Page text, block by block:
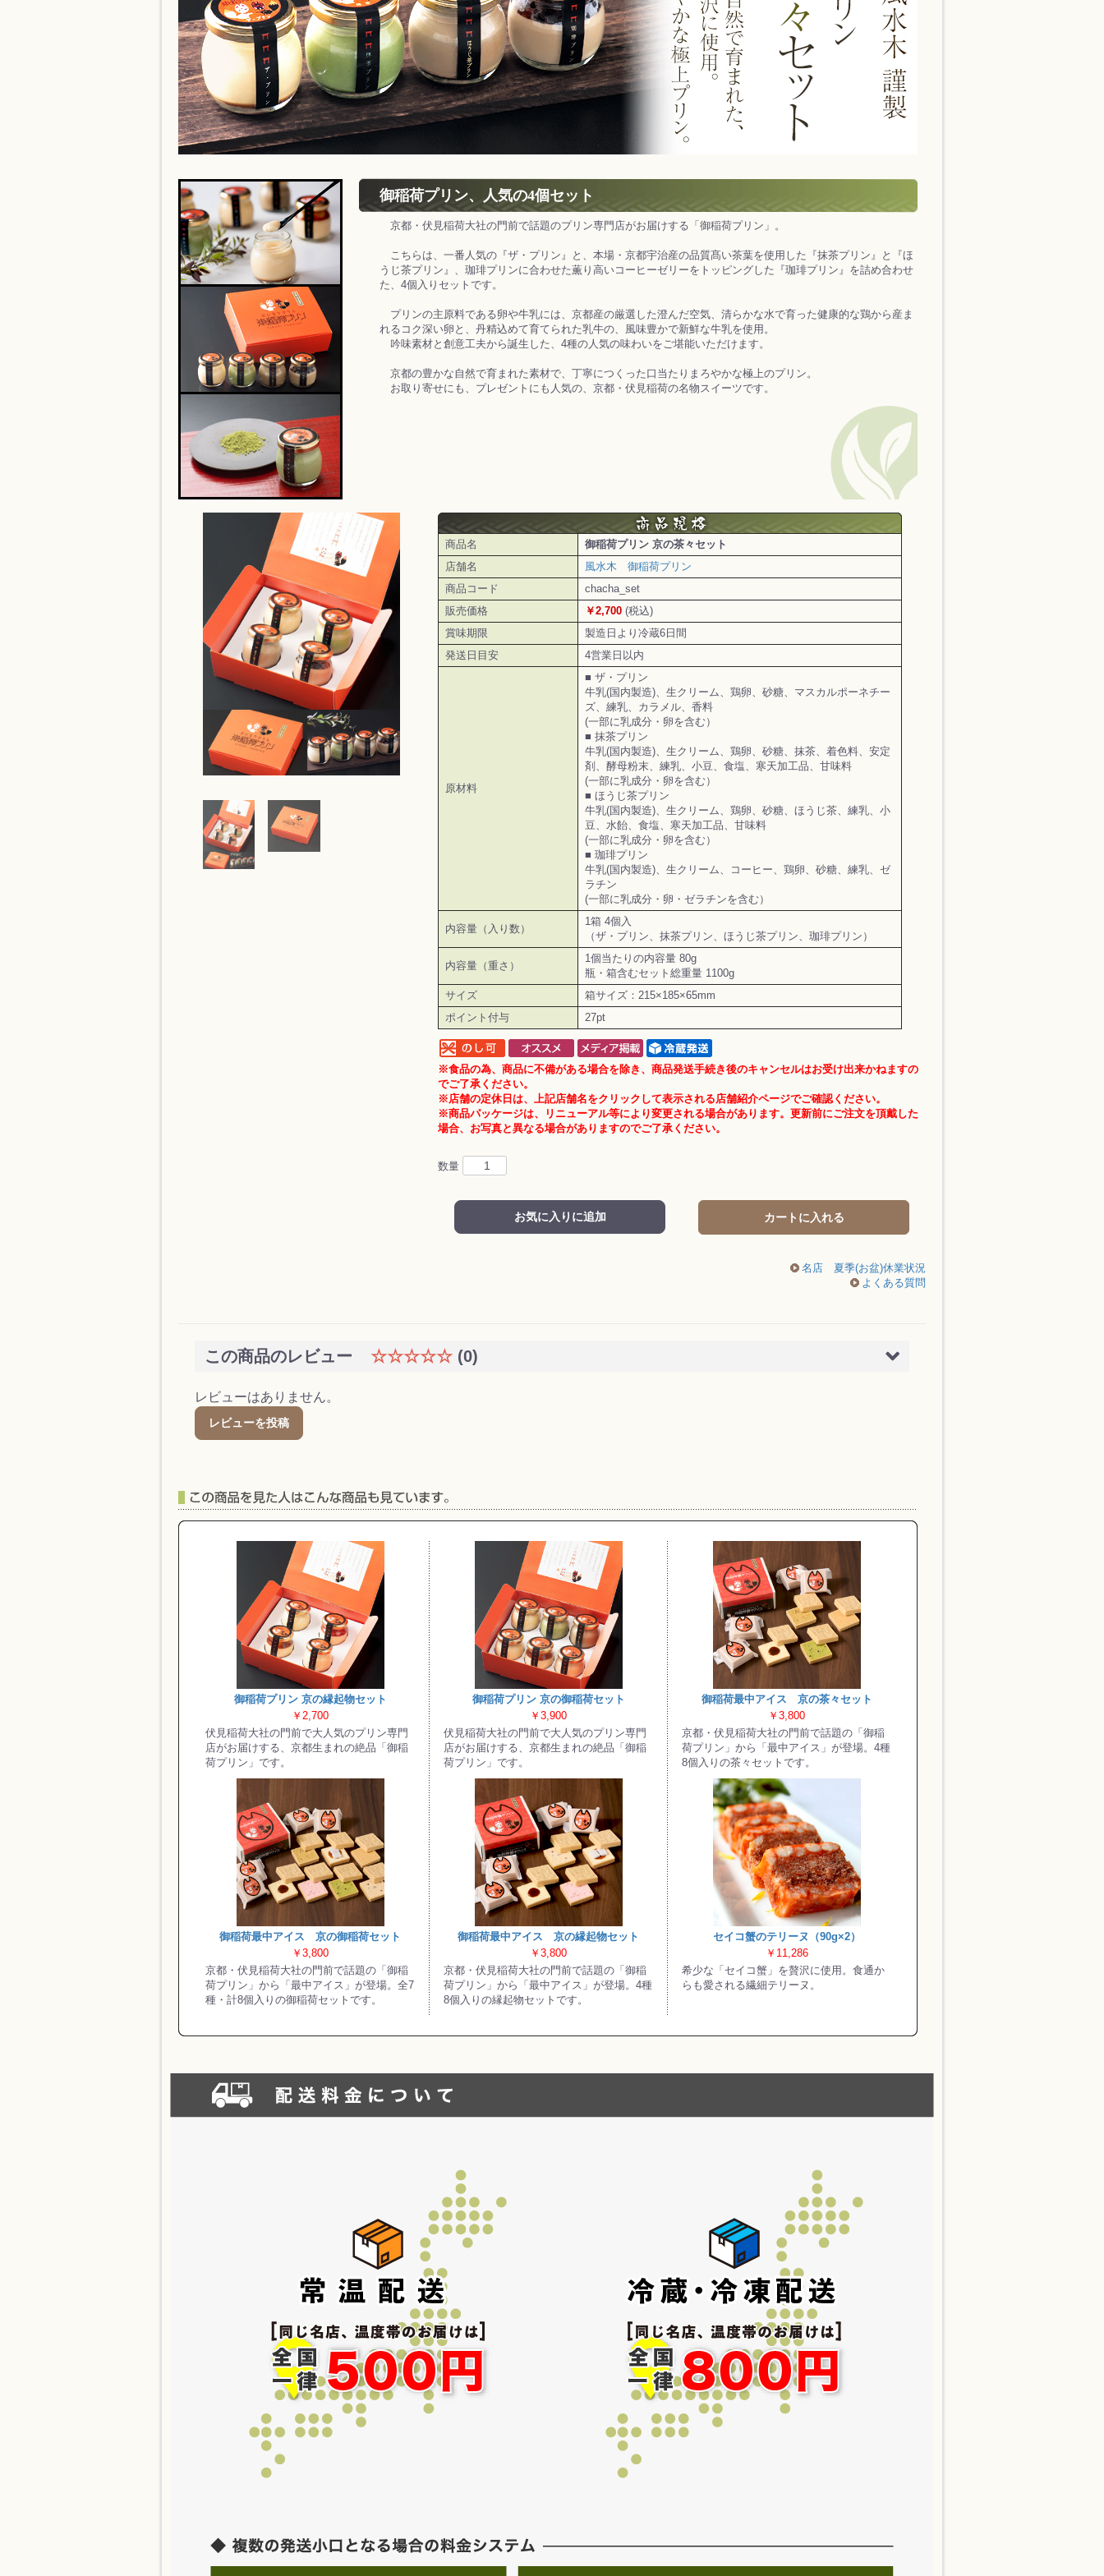
御稲荷プリン、人気の4個セット
京都・伏見稲荷大社の門前で話題のプリン専門店がお届けする「御稲荷プリン」。
こちらは、一番人気の『ザ・プリン』と、本場・京都宇治産の品質髙い茶葉を使用した『抹茶プリン』と『ほ
うじ茶プリン』、珈琲プリンに合わせた薫り高いコーヒーゼリーをトッピングした『珈琲プリン』を詰め合わせ
た、4個入りセットです。
プリンの主原料である卵や牛乳には、京都産の厳選した澄んだ空気、清らかな水で育った健康的な鶏から産ま
れるコク深い卵と、丹精込めて育てられた乳牛の、風味豊かで新鮮な牛乳を使用。
吟味素材と創意工夫から誕生した、4種の人気の味わいをご堪能いただけます。
京都の豊かな自然で育まれた素材で、丁寧につくった口当たりまろやかな極上のプリン。
お取り寄せにも、プレゼントにも人気の、京都・伏見稲荷の名物スイーツです。
商品名
御稲荷プリン 京の茶々セット
店舗名
風水木 御稲荷プリン
商品コード
chacha_set
販売価格
￥2,700 (税込)
賞味期限
製造日より冷蔵6日間
発送日目安
4営業日以内
原材料
■ ザ・プリン
牛乳(国内製造)、生クリーム、鶏卵、砂糖、マスカルポーネチー
ズ、練乳、カラメル、香料
(一部に乳成分・卵を含む）
■ 抹茶プリン
牛乳(国内製造)、生クリーム、鶏卵、砂糖、抹茶、着色料、安定
剤、酵母粉末、練乳、小豆、食塩、寒天加工品、甘味料
(一部に乳成分・卵を含む）
■ ほうじ茶プリン
牛乳(国内製造)、生クリーム、鶏卵、砂糖、ほうじ茶、練乳、小
豆、水飴、食塩、寒天加工品、甘味料
(一部に乳成分・卵を含む）
■ 珈琲プリン
牛乳(国内製造)、生クリーム、コーヒー、鶏卵、砂糖、練乳、ゼ
ラチン
(一部に乳成分・卵・ゼラチンを含む）
内容量（入り数）
1箱 4個入
（ザ・プリン、抹茶プリン、ほうじ茶プリン、珈琲プリン）
内容量（重さ）
1個当たりの内容量 80g
瓶・箱含むセット総重量 1100g
サイズ
箱サイズ：215×185×65mm
ポイント付与
27pt
※食品の為、商品に不備がある場合を除き、商品発送手続き後のキャンセルはお受け出来かねますの
でご了承ください。
※店舗の定休日は、上記店舗名をクリックして表示される店舗紹介ページでご確認ください。
※商品パッケージは、リニューアル等により変更される場合があります。更新前にご注文を頂戴した
場合、お写真と異なる場合がありますのでご了承ください。
数量
お気に入りに追加 カートに入れる
名店 夏季(お盆)休業状況
よくある質問
この商品のレビュー ☆☆☆☆☆ (0)
レビューはありません。
レビューを投稿
御稲荷プリン 京の縁起物セット
￥2,700
伏見稲荷大社の門前で大人気のプリン専門
店がお届けする、京都生まれの絶品「御稲
荷プリン」です。
御稲荷プリン 京の御稲荷セット
￥3,900
伏見稲荷大社の門前で大人気のプリン専門
店がお届けする、京都生まれの絶品「御稲
荷プリン」です。
御稲荷最中アイス 京の茶々セット
￥3,800
京都・伏見稲荷大社の門前で話題の「御稲
荷プリン」から「最中アイス」が登場。4種
8個入りの茶々セットです。
御稲荷最中アイス 京の御稲荷セット
￥3,800
京都・伏見稲荷大社の門前で話題の「御稲
荷プリン」から「最中アイス」が登場。全7
種・計8個入りの御稲荷セットです。
御稲荷最中アイス 京の縁起物セット
￥3,800
京都・伏見稲荷大社の門前で話題の「御稲
荷プリン」から「最中アイス」が登場。4種
8個入りの縁起物セットです。
セイコ蟹のテリーヌ（90g×2）
￥11,286
希少な「セイコ蟹」を贅沢に使用。食通か
らも愛される繊細テリーヌ。